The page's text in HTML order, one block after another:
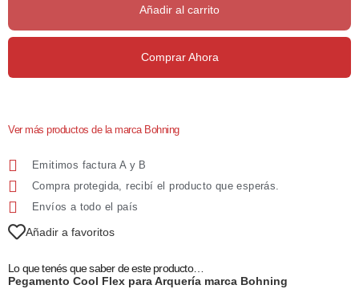
Añadir al carrito
Comprar Ahora
Ver más productos de la marca Bohning
Emitimos factura A y B
Compra protegida, recibí el producto que esperás.
Envíos a todo el país
Añadir a favoritos
Lo que tenés que saber de este producto…
Pegamento Cool Flex para Arquería marca Bohning